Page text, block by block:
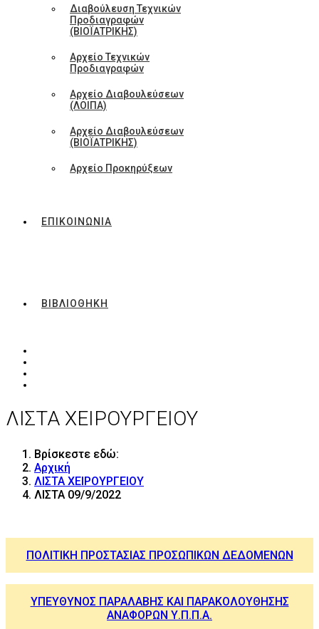
Διαβούλευση Τεχνικών
Προδιαγραφών
(ΒΙΟΪΑΤΡΙΚΗΣ)
Αρχείο Τεχνικών
Προδιαγραφών
Αρχείο Διαβουλεύσεων
(ΛΟΙΠΑ)
Αρχείο Διαβουλεύσεων
(ΒΙΟΪΑΤΡΙΚΗΣ)
Αρχείο Προκηρύξεων
ΕΠΙΚΟΙΝΩΝΙΑ
ΒΙΒΛΙΟΘΗΚΗ
ΛΙΣΤΑ ΧΕΙΡΟΥΡΓΕΙΟΥ
Βρίσκεστε εδώ:
Αρχική
ΛΙΣΤΑ ΧΕΙΡΟΥΡΓΕΙΟΥ
ΛΙΣΤΑ 09/9/2022
ΠΟΛΙΤΙΚΗ ΠΡΟΣΤΑΣΙΑΣ ΠΡΟΣΩΠΙΚΩΝ ΔΕΔΟΜΕΝΩΝ
ΥΠΕΥΘΥΝΟΣ ΠΑΡΑΛΑΒΗΣ ΚΑΙ ΠΑΡΑΚΟΛΟΥΘΗΣΗΣ
ΑΝΑΦΟΡΩΝ Υ.Π.Π.Α.